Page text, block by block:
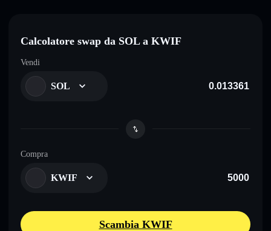
Calcolatore swap da SOL a KWIF
Vendi
SOL
Compra
KWIF
Scambia KWIF